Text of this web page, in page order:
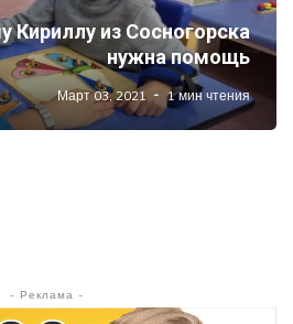
Кириллу из Сосногорска
нужна помощь
Март 03, 2021 1 мин чтения
- Реклама -